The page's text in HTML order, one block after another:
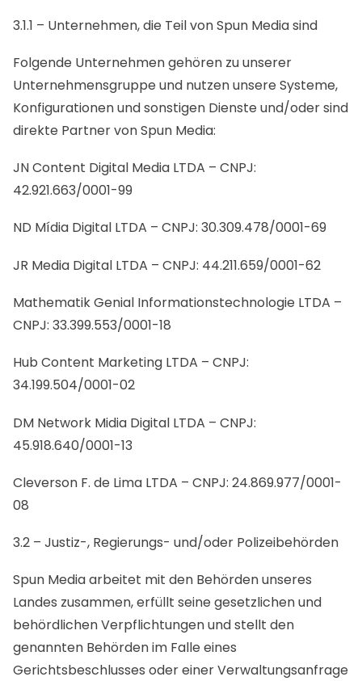
3.1.1 – Unternehmen, die Teil von Spun Media sind
Folgende Unternehmen gehören zu unserer
Unternehmensgruppe und nutzen unsere Systeme,
Konfigurationen und sonstigen Dienste und/oder sind
direkte Partner von Spun Media:
JN Content Digital Media LTDA – CNPJ:
42.921.663/0001-99
ND Mídia Digital LTDA – CNPJ: 30.309.478/0001-69
JR Media Digital LTDA – CNPJ: 44.211.659/0001-62
Mathematik Genial Informationstechnologie LTDA –
CNPJ: 33.399.553/0001-18
Hub Content Marketing LTDA – CNPJ:
34.199.504/0001-02
DM Network Midia Digital LTDA – CNPJ:
45.918.640/0001-13
Cleverson F. de Lima LTDA – CNPJ: 24.869.977/0001-
08
3.2 – Justiz-, Regierungs- und/oder Polizeibehörden
Spun Media arbeitet mit den Behörden unseres
Landes zusammen, erfüllt seine gesetzlichen und
behördlichen Verpflichtungen und stellt den
genannten Behörden im Falle eines
Gerichtsbeschlusses oder einer Verwaltungsanfrage